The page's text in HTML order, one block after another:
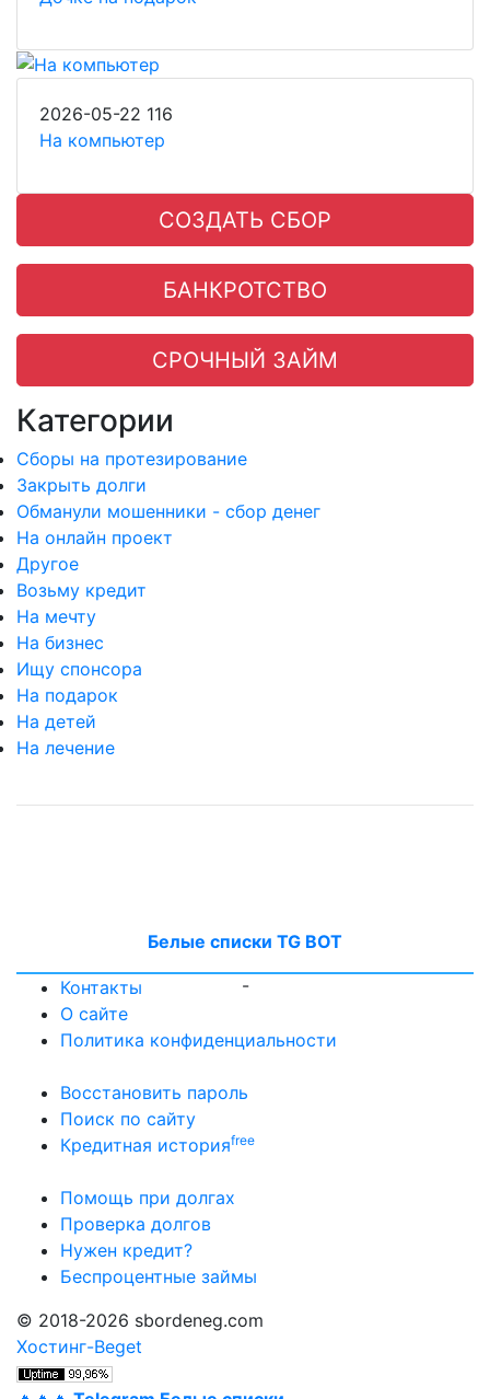
2026-05-22 116
На компьютер
СОЗДАТЬ СБОР
БАНКРОТСТВО
СРОЧНЫЙ ЗАЙМ
Категории
Сборы на протезирование
Закрыть долги
Обманули мошенники - сбор денег
На онлайн проект
Другое
Возьму кредит
На мечту
На бизнес
Ищу спонсора
На подарок
На детей
На лечение
Белые списки TG BOT
-
Контакты
О сайте
Политика конфиденциальности
Восстановить пароль
Поиск по сайту
Кредитная историяfree
Помощь при долгах
Проверка долгов
Нужен кредит?
Беспроцентные займы
© 2018-2026 sbordeneg.com
Хостинг-Beget